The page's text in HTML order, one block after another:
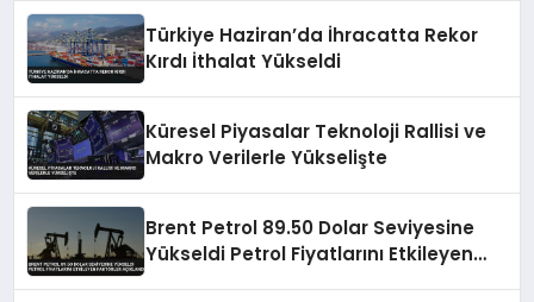
Türkiye Haziran’da İhracatta Rekor
Kırdı İthalat Yükseldi
Küresel Piyasalar Teknoloji Rallisi ve
Makro Verilerle Yükselişte
Brent Petrol 89.50 Dolar Seviyesine
Yükseldi Petrol Fiyatlarını Etkileyen